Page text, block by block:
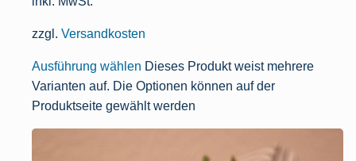
zzgl. Versandkosten
Ausführung wählen Dieses Produkt weist mehrere
Varianten auf. Die Optionen können auf der
Produktseite gewählt werden